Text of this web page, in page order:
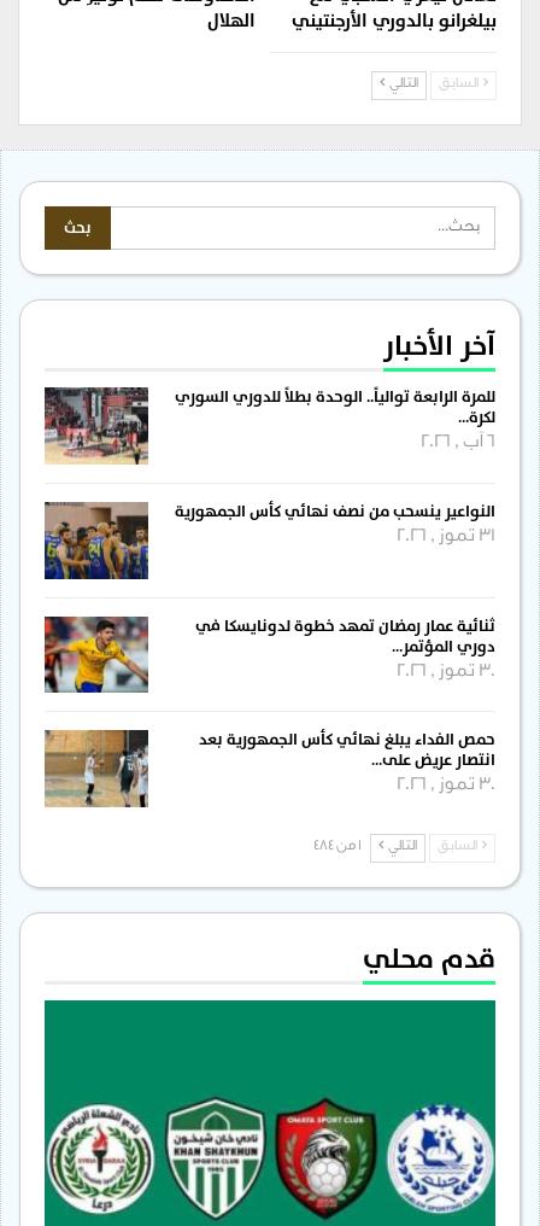
بيلغرانو بالدوري الأرجنتيني
الهلال
السابق التالي
آخر الأخبار
للمرة الرابعة توالياً.. الوحدة بطلاً للدوري السوري
لكرة…
النواعير ينسحب من نصف نهائي كأس الجمهورية
31 تموز , 2026
ثنائية عمار رمضان تمهد خطوة لدونايسكا في
دوري المؤتمر…
30 تموز , 2026
حمص الفداء يبلغ نهائي كأس الجمهورية بعد
انتصار عريض على…
30 تموز , 2026
السابق التالي
قدم محلي